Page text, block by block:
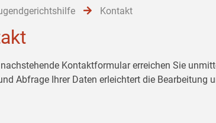
Kontakt
Kontaktformular erreichen Sie
Abfrage Ihrer Daten erleichtert die Bearbeitung